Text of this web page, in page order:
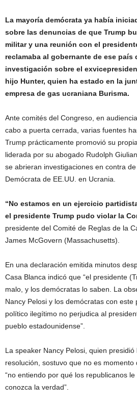
La mayoría demócrata ya había
sobre las denuncias de que Trump
militar y una reunión con el
reclamaba al gobernante de ese país
investigación sobre el
hijo Hunter, quien ha estado en la
empresa de gas ucraniana Burisma.
Ante comités del Congreso, en
cabo a puerta cerrada, varias fuentes
Trump prácticamente promovió su
liderada por su abogado Rudolph
se abrieran investigaciones en contra
Demócrata de EE.UU. en Ucrania.
“No estamos en un ejercicio
el presidente Trump pudo violar la
presidente del Comité de Reglas de la
James McGovern (Massachusetts).
En una declaración emitida minutos
Casa Blanca indicó que “el presidente
malo, y los demócratas lo saben. La
Nancy Pelosi y los demócratas con este
político ilegítimo no perjudica al
pueblo estadounidense”.
La speaker Nancy Pelosi, quien
resolución, sostuvo que no es
“no entiendo por qué los republicanos
conozca la verdad”.